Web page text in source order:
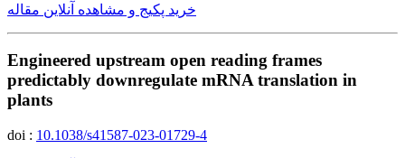
خرید پکیج و مشاهده آنلاین مقاله
Engineered upstream open reading frames
predictably downregulate mRNA translation in
plants
doi : 10.1038/s41587-023-01729-4